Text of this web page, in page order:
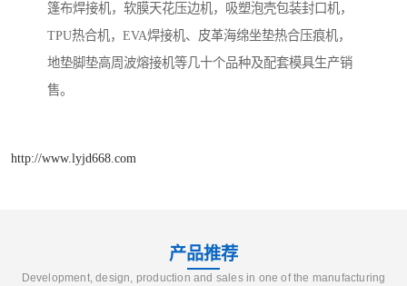
篷布焊接机，软膜天花压边机，吸塑泡壳包装封口机，
TPU热合机，EVA焊接机、皮革海绵坐垫热合压痕机，
地垫脚垫高周波熔接机等几十个品种及配套模具生产销
售。
http://www.lyjd668.com
产品推荐
Development, design, production and sales in one of the manufacturing